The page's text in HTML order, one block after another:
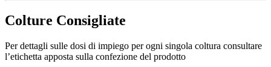
Colture Consigliate
Per dettagli sulle dosi di impiego per ogni singola coltura consultare
l’etichetta apposta sulla confezione del prodotto